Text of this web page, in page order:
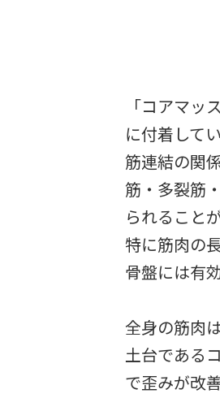
「コアマッ
に付着して
筋連結の関
筋・多裂筋
られること
特に筋肉の
骨盤には有効
全身の筋肉
土台である
で歪みが改